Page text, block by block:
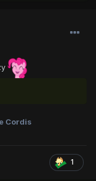
Cordis
1